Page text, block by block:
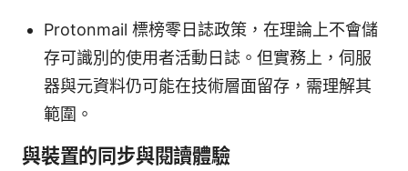
Protonmail 標榜零日誌政策，在理論上不會儲
存可識別的使用者活動日誌。但實務上，伺服
器與元資料仍可能在技術層面留存，需理解其
範圍。
與裝置的同步與閱讀體驗